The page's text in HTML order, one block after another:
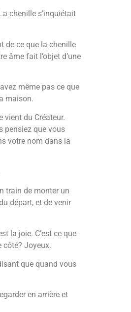
chenille s’inquiétait
de ce que la chenille
âme fait l’objet d’une
même pas ce que
maison.
vient du Créateur.
pensiez que vous
votre nom dans la
train de monter un
départ, et de venir
la joie. C’est ce que
côté? Joyeux.
que quand vous
en arrière et